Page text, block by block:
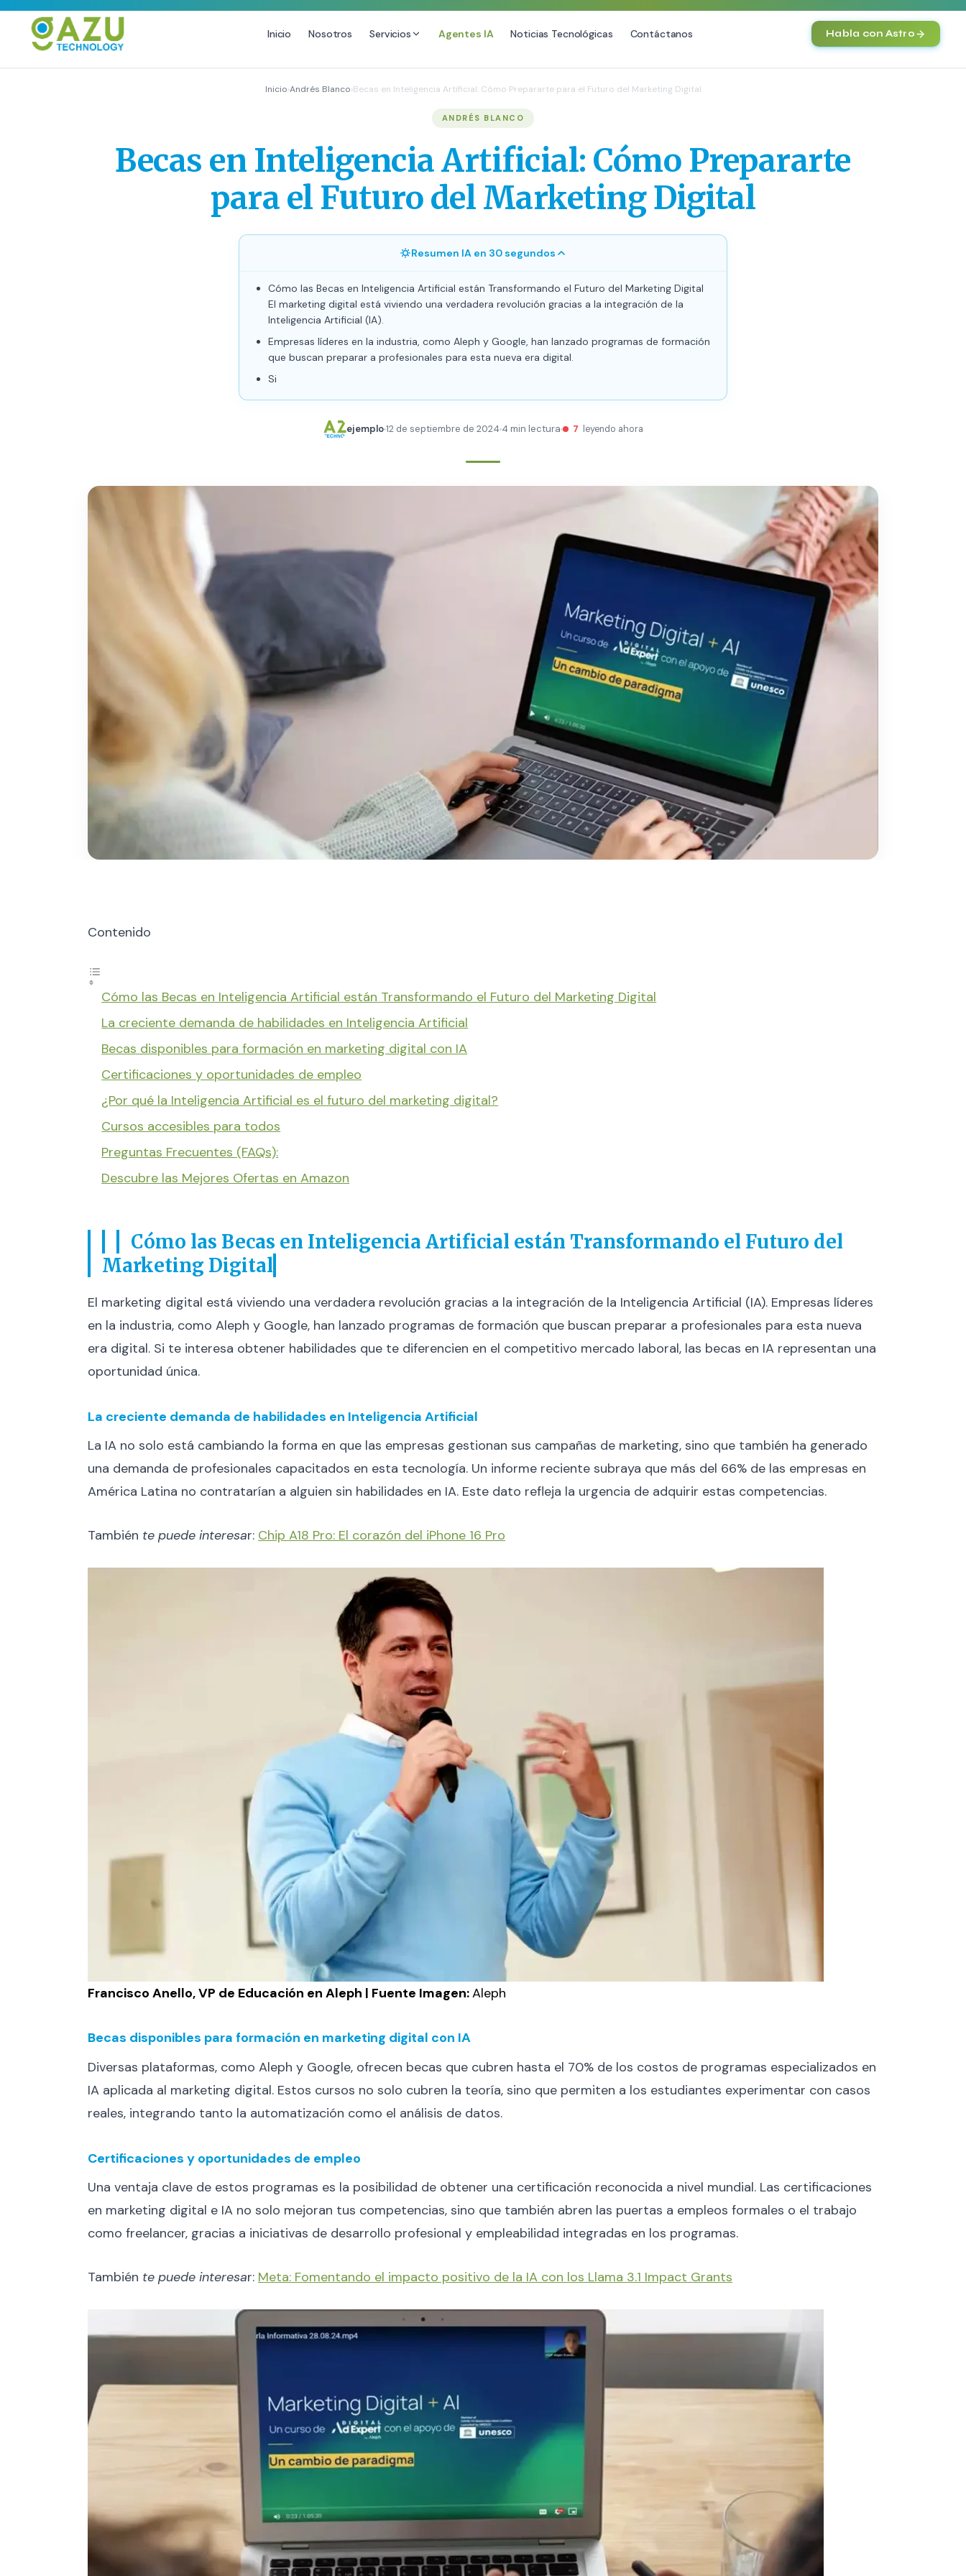
Inicio Nosotros Servicios Agentes IA Noticias Tecnológicas Contáctanos Habla con Astro
Growth Youtube ↗
Diseño Web Premium
Consultoría SEO
SEO Local Avanzado
SEO para E-commerce
Link Building Premium
Posicionamiento en IA (GEO)
Chatbot Multicanal
Automatización Inteligente
E-commerce con IA
Inicio›Andrés Blanco›Becas en Inteligencia Artificial: Cómo Prepararte para el Futuro del Marketing Digital
ANDRÉS BLANCO
Becas en Inteligencia Artificial: Cómo Prepararte
para el Futuro del Marketing Digital
Resumen IA en 30 segundos
Cómo las Becas en Inteligencia Artificial están Transformando el Futuro del Marketing Digital
El marketing digital está viviendo una verdadera revolución gracias a la integración de la
Inteligencia Artificial (IA).
Empresas líderes en la industria, como Aleph y Google, han lanzado programas de formación
que buscan preparar a profesionales para esta nueva era digital.
Si
ejemplo12 de septiembre de 2024 4 min lectura 7 leyendo ahora
Contenido
Cómo las Becas en Inteligencia Artificial están Transformando el Futuro del Marketing Digital
La creciente demanda de habilidades en Inteligencia Artificial
Becas disponibles para formación en marketing digital con IA
Certificaciones y oportunidades de empleo
¿Por qué la Inteligencia Artificial es el futuro del marketing digital?
Cursos accesibles para todos
Preguntas Frecuentes (FAQs):
Descubre las Mejores Ofertas en Amazon
Cómo las Becas en Inteligencia Artificial están Transformando el Futuro del
Marketing Digital
El marketing digital está viviendo una verdadera revolución gracias a la integración de la Inteligencia Artificial (IA). Empresas líderes
en la industria, como Aleph y Google, han lanzado programas de formación que buscan preparar a profesionales para esta nueva
era digital. Si te interesa obtener habilidades que te diferencien en el competitivo mercado laboral, las becas en IA representan una
oportunidad única.
La creciente demanda de habilidades en Inteligencia Artificial
La IA no solo está cambiando la forma en que las empresas gestionan sus campañas de marketing, sino que también ha generado
una demanda de profesionales capacitados en esta tecnología. Un informe reciente subraya que más del 66% de las empresas en
América Latina no contratarían a alguien sin habilidades en IA​. Este dato refleja la urgencia de adquirir estas competencias.
También te puede interesar: Chip A18 Pro: El corazón del iPhone 16 Pro
Francisco Anello, VP de Educación en Aleph | Fuente Imagen:Aleph
Becas disponibles para formación en marketing digital con IA
Diversas plataformas, como Aleph y Google, ofrecen becas que cubren hasta el 70% de los costos de programas especializados en
IA aplicada al marketing digital​. Estos cursos no solo cubren la teoría, sino que permiten a los estudiantes experimentar con casos
reales, integrando tanto la automatización como el análisis de datos.
Certificaciones y oportunidades de empleo
Una ventaja clave de estos programas es la posibilidad de obtener una certificación reconocida a nivel mundial. Las certificaciones
en marketing digital e IA no solo mejoran tus competencias, sino que también abren las puertas a empleos formales o el trabajo
como freelancer, gracias a iniciativas de desarrollo profesional y empleabilidad integradas en los programas​.
También te puede interesar: Meta: Fomentando el impacto positivo de la IA con los Llama 3.1 Impact Grants